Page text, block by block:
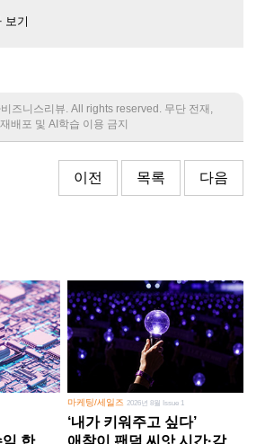
보기
즈니스리뷰. All rights reserved. 무단 전재,
재배포 및 AI학습 이용 금지
이전 목록 다음
마케팅/세일즈 2026년 8월 Issue 1
‘내가 키워주고 싶다’